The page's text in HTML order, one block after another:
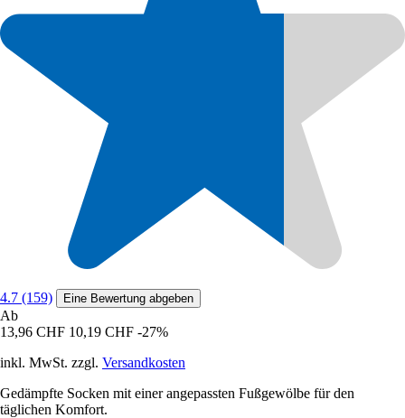
4.7 (159) Eine Bewertung abgeben
Ab
13,96 CHF 10,19 CHF -27%
inkl. MwSt. zzgl. Versandkosten
Gedämpfte Socken mit einer angepassten Fußgewölbe für den
täglichen Komfort.